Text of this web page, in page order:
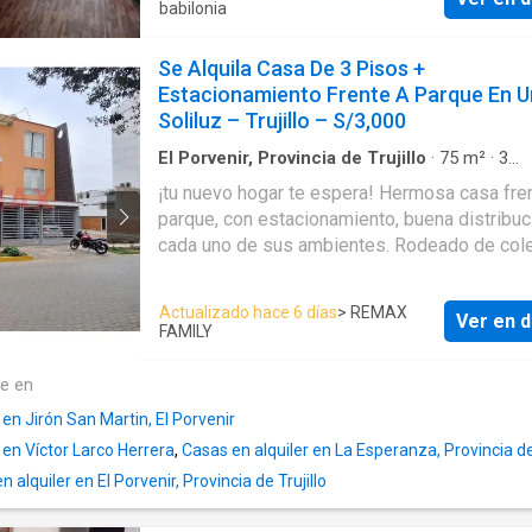
Distribución con 3 ambientes que facilita
atención al público, administración y
almacenamiento. Incluye 1 estacionamiento,
en zonas comerciales con demanda de
estacionamiento. Ideal para vivienda o
buscan una sede práctica y fácil de adaptar.
deseas más detalles o coordinar visita, con
babilonia
Se Alquila Casa De 3 Pisos +
Estacionamiento Frente A Parque En
Soliluz – Trujillo – S/3,000
El Porvenir, Provincia de Trujillo · 75 m² · 3
¡tu nuevo hogar te espera! Hermosa casa
parque, con estacionamiento, buena
cada uno de sus ambientes. Rodeado de
Cortijo, av. Mansiche y, a tan solo 5 minutos
aventura plazaTrujillo . Fácil acceso a
puedes hacer uso de ellas, además su
frente a parque la hace más atractiva. Consta de: 1er
piso: (área ocupada y techada: 46.65m2) •
comedor • cocina • 1 1/2 baño • escaleras
Actualizado hace 6 días> REMAX
FAMILY
Ver en
en
Jirón San Martin, El Porvenir
Víctor Larco Herrera, Casas en alquiler en La Esperanza, Provincia
alquiler en El Porvenir, Provincia de Trujillo